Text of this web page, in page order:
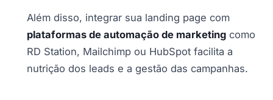
Além disso, integrar sua landing page com
plataformas de automação de marketing como
RD Station, Mailchimp ou HubSpot facilita a
nutrição dos leads e a gestão das campanhas.